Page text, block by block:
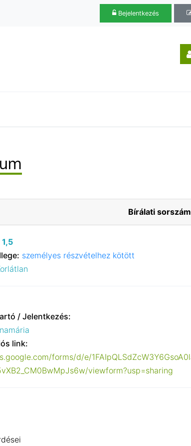
Bejelentkezés
Bírálati
1,5
személyes részvételhez kötött
/ Jelentkezés:
link:
forms/d/e/
viewform?usp=sharing